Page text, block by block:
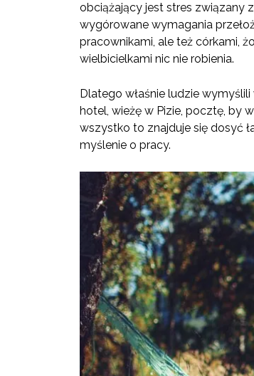
obciążający jest stres związany
wygórowane wymagania
pracownikami, ale też córkami,
wielbicielkami nic nie robienia.
Dlatego właśnie ludzie
hotel, wieżę w Pizie, pocztę, by
wszystko to znajduje się dosyć
myślenie o pracy.